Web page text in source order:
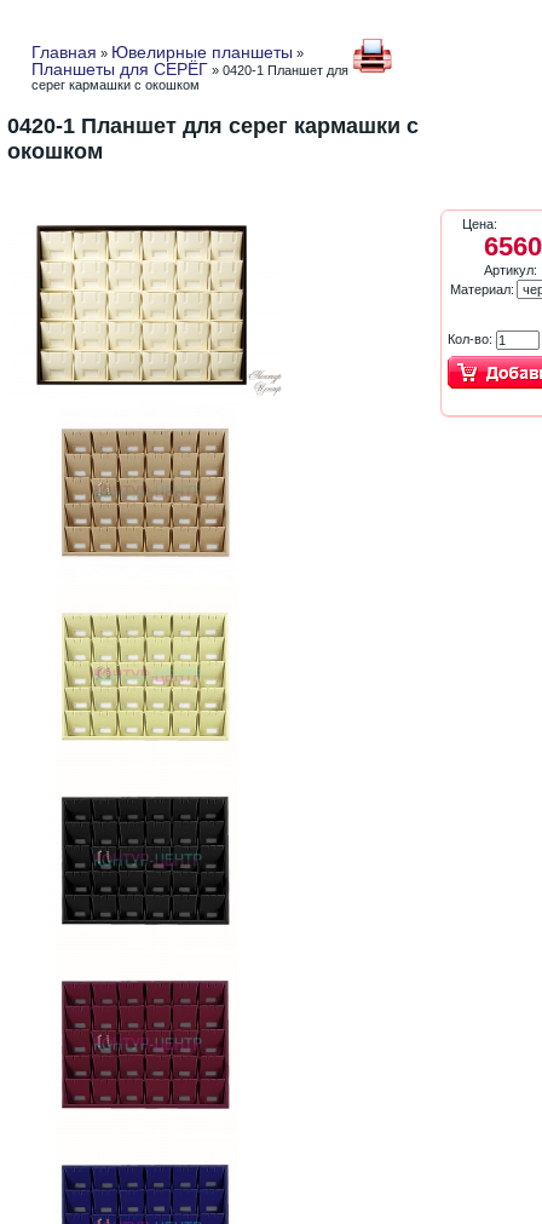
Главная » Ювелирные планшеты »
Планшеты для СЕРЁГ » 0420-1 Планшет для
серег кармашки с окошком
0420-1 Планшет для серег кармашки с
окошком
Цена:
Артикул:
Материал:
Кол-во: